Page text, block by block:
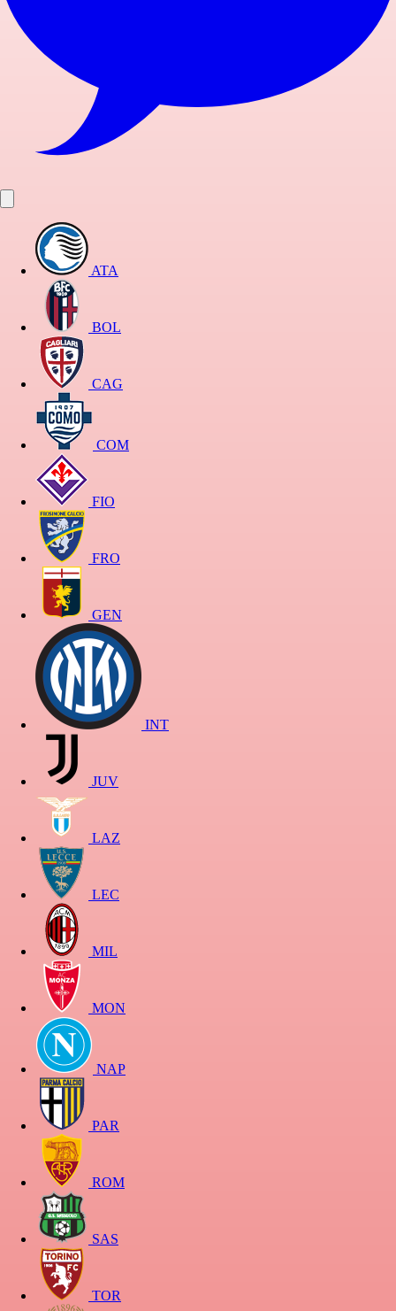
ATA
BOL
CAG
COM
FIO
FRO
GEN
INT
JUV
LAZ
LEC
MIL
MON
NAP
PAR
ROM
SAS
TOR